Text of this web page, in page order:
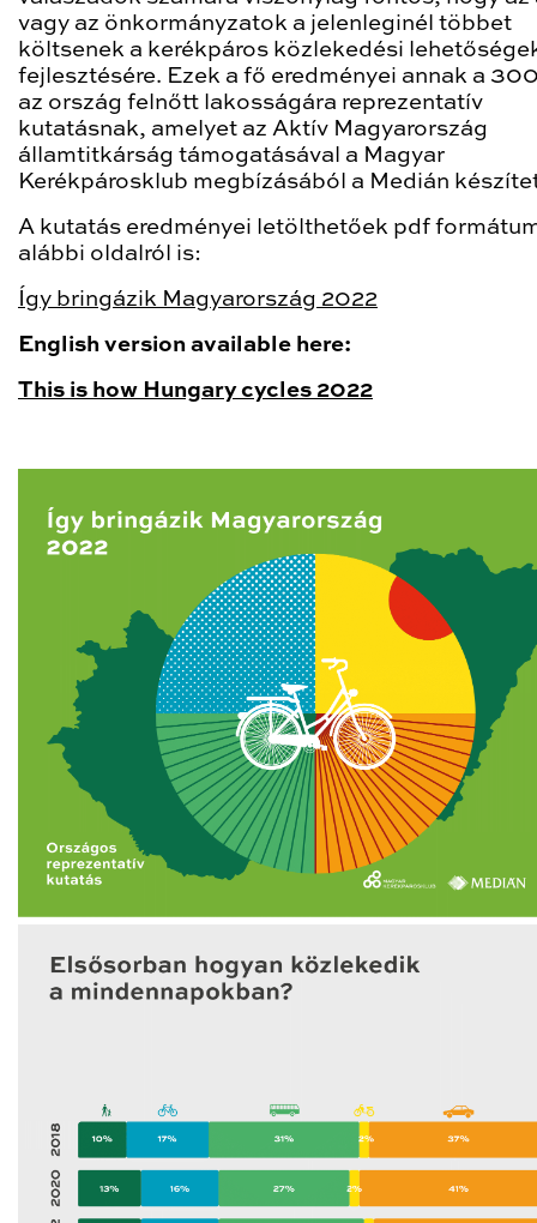
vagy az önkormányzatok a jelenleginél többet
költsenek a kerékpáros közlekedési
fejlesztésére. Ezek a fő eredményei annak a
az ország felnőtt lakosságára reprezentatív
kutatásnak, amelyet az Aktív Magyarország
államtitkárság támogatásával a Magyar
Kerékpárosklub megbízásából a Medián
A kutatás eredményei letölthetőek pdf
alábbi oldalról is:
Így bringázik Magyarország 2022
English version available here:
This is how Hungary cycles 2022